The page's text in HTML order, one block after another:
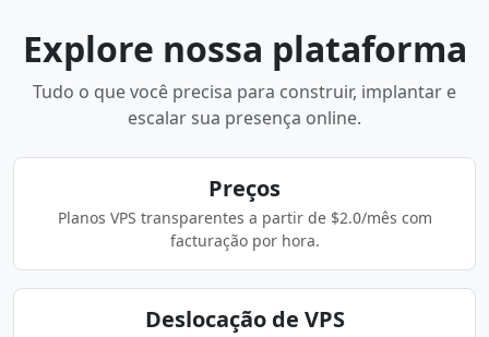
Explore nossa plataforma
Tudo o que você precisa para construir, implantar e
escalar sua presença online.
Preços
Planos VPS transparentes a partir de $2.0/mês com
facturação por hora.
Deslocação de VPS